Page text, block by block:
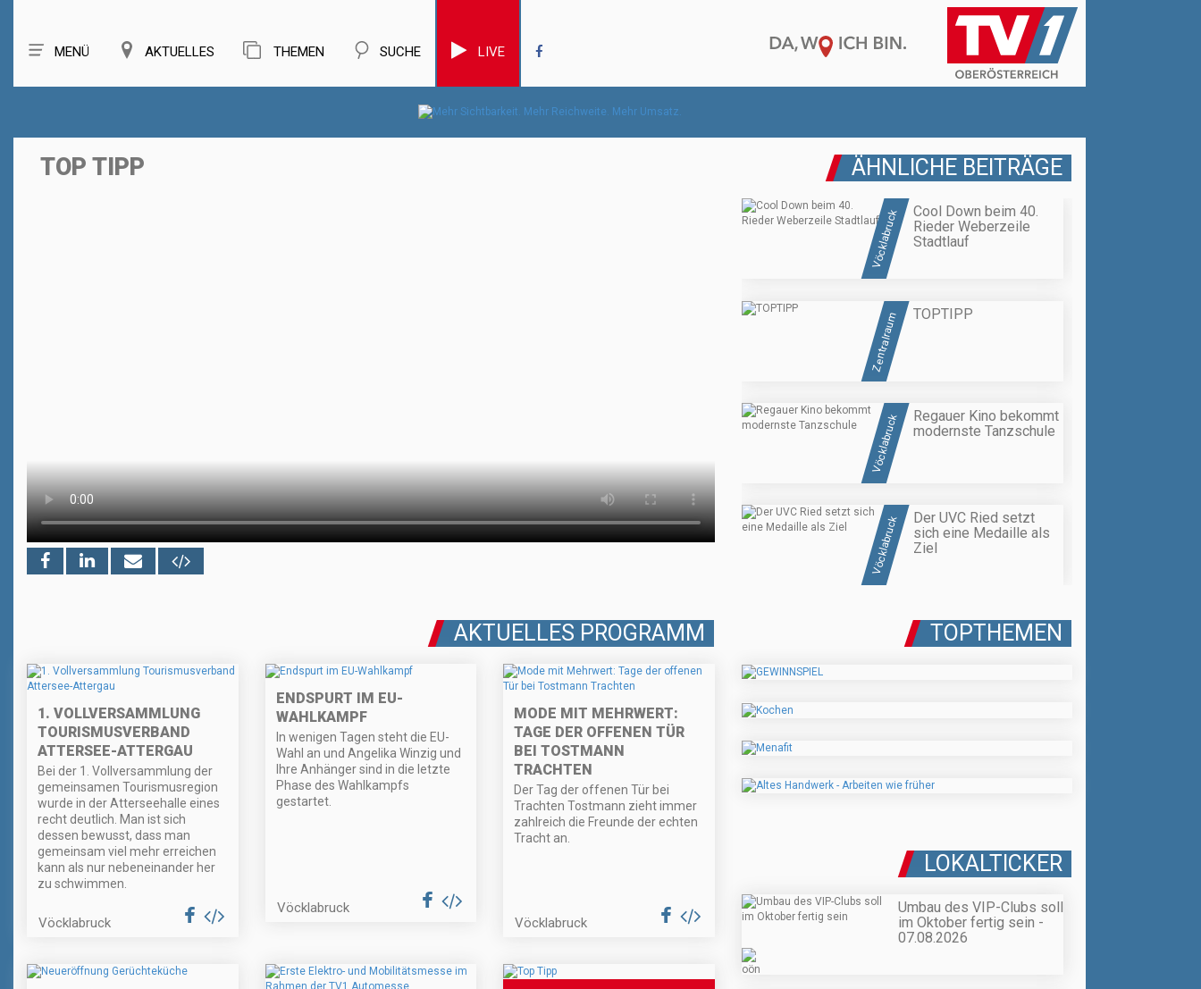
MENÜ AKTUELLES THEMEN SUCHE LIVE
TOP TIPP ÄHNLICHE BEITRÄGE
Vöcklabruck
Cool Down beim 40.
Rieder Weberzeile
Stadtlauf
Zentralraum TOPTIPP
Vöcklabruck
Regauer Kino bekommt
modernste Tanzschule
Vöcklabruck
Der UVC Ried setzt
sich eine Medaille als
Ziel
AKTUELLES PROGRAMM
1. VOLLVERSAMMLUNG
TOURISMUSVERBAND
ATTERSEE-ATTERGAU
Bei der 1. Vollversammlung der
gemeinsamen Tourismusregion
wurde in der Atterseehalle eines
recht deutlich. Man ist sich
dessen bewusst, dass man
gemeinsam viel mehr erreichen
kann als nur nebeneinander her
zu schwimmen.
Vöcklabruck
ENDSPURT IM EU-
WAHLKAMPF
In wenigen Tagen steht die EU-
Wahl an und Angelika Winzig und
Ihre Anhänger sind in die letzte
Phase des Wahlkampfs
gestartet.
Vöcklabruck
MODE MIT MEHRWERT:
TAGE DER OFFENEN TÜR
BEI TOSTMANN
TRACHTEN
Der Tag der offenen Tür bei
Trachten Tostmann zieht immer
zahlreich die Freunde der echten
Tracht an.
Vöcklabruck
TOPTHEMEN
LOKALTICKER
Umbau des VIP-Clubs soll
im Oktober fertig sein -
07.08.2026